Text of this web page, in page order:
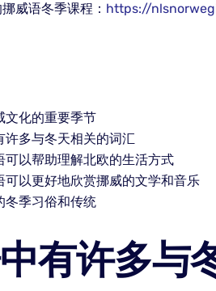
威语冬季课程： https://
文化的重要季节
许多与冬天相关的词汇
可以帮助理解北欧的生活方式
可以更好地欣赏挪威的文学和音乐
冬季习俗和传统
有许多与